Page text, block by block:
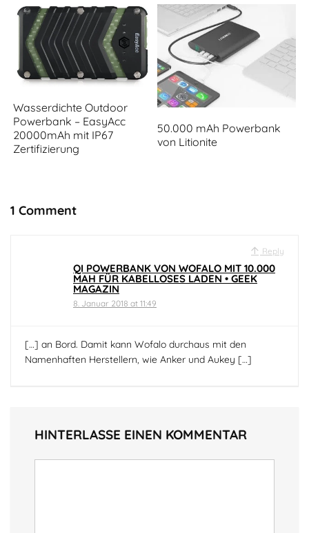
Wasserdichte Outdoor
Powerbank – EasyAcc
20000mAh mit IP67
Zertifizierung
50.000 mAh Powerbank
von Litionite
1 Comment
Reply
QI POWERBANK VON WOFALO MIT 10.000
MAH FÜR KABELLOSES LADEN • GEEK
MAGAZIN
8. Januar 2018 at 11:49
[…] an Bord. Damit kann Wofalo durchaus mit den
Namenhaften Herstellern, wie Anker und Aukey […]
HINTERLASSE EINEN KOMMENTAR